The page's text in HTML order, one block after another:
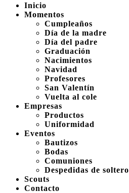
Inicio
Momentos
Cumpleaños
Día de la madre
Día del padre
Graduación
Nacimientos
Navidad
Profesores
San Valentín
Vuelta al cole
Empresas
Productos
Uniformidad
Eventos
Bautizos
Bodas
Comuniones
Despedidas de soltero
Scouts
Contacto